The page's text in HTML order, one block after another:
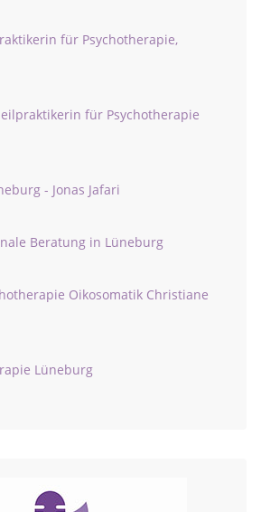
für Psychotherapie,
für Psychotherapie
- Jonas Jafari
Beratung in Lüneburg
Oikosomatik Christiane
Lüneburg